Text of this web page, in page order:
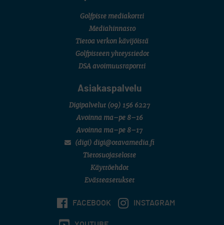
Golfpiste mediakortti
Mediahinnasto
Tietoa verkon kävijöistä
Golfpisteen yhteystiedot
DSA avoimuusraportti
Asiakaspalvelu
Digipalvelut (09) 156 6227
Avoinna ma–pe 8–16
Avoinna ma–pe 8–17
(digi) digi@otavamedia.fi
Tietosuojaseloste
Käyttöehdot
Evästeasetukset
FACEBOOK INSTAGRAM